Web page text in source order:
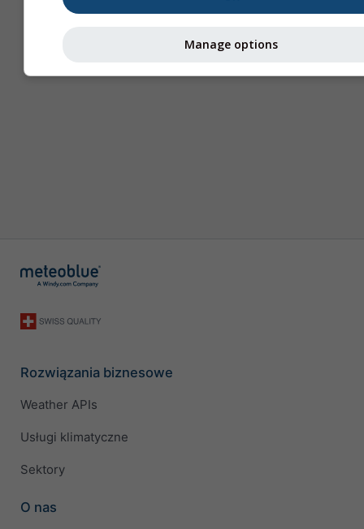
Rozwiązania biznesowe
Weather APIs
Usługi klimatyczne
Sektory
O nas
Manage options